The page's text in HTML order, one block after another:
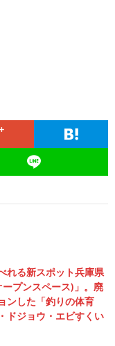
れる新スポット兵庫県
ープンスペース)」。廃
ンした「釣りの体育
ドジョウ・エビすくい